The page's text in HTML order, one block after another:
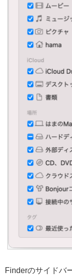
Finderのサイドバ